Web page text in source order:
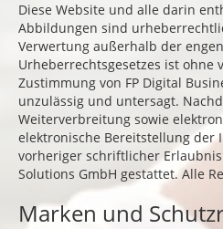
Diese Website und alle darin
Abbildungen sind
Verwertung außerhalb der
Urheberrechtsgesetzes ist ohne
Zustimmung von FP Digital
unzulässig und untersagt.
Weiterverbreitung sowie
elektronische Bereitstellung der
vorheriger schriftlicher Erlaubnis
Solutions GmbH gestattet. Alle
Marken und